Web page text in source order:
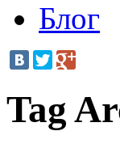
Блог
Tag